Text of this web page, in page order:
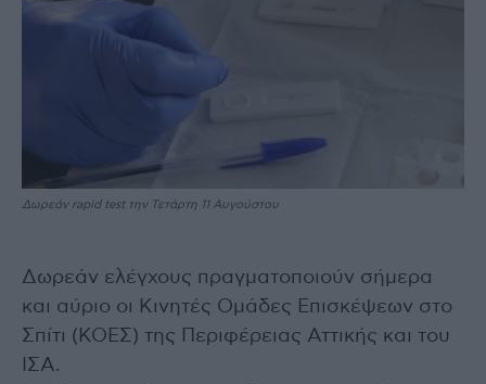
Δωρεάν rapid test την Τετάρτη 11 Αυγούστου
Δωρεάν ελέγχους πραγματοποιούν σήμερα
και αύριο οι Κινητές Ομάδες Επισκέψεων στο
Σπίτι (ΚΟΕΣ) της Περιφέρειας Αττικής και του
ΙΣΑ.